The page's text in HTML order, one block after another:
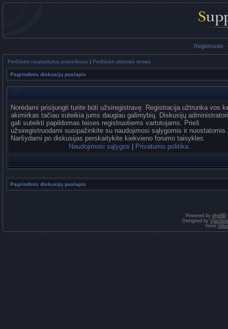
Registruotis
Peržiūrėti neatsakytus pranešimus | Peržiūrėti aktyvias temas
Pagrindinis diskusijų puslapis
Norėdami prisijungti turite būti užsiregistravę. Registracija užtrunka vos
akimirkas tačiau suteikia jums daugiau galimybių. Diskusijų
gali suteikti papildomas teises registruotiems vartotojams. Prieš
užsiregistruodami susipažinkite su naudojimosi sąlygomis ir nuostatomis.
Naršydami po diskusijas perskaitykite kiekvieno forumo taisykles.
Naudojimosi sąlygos
Privatumo politika
Pagrindinis diskusijų puslapis
Powered by phpBB
Designed by
Vertė